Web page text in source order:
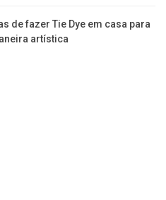
de fazer Tie Dye em casa para
artística